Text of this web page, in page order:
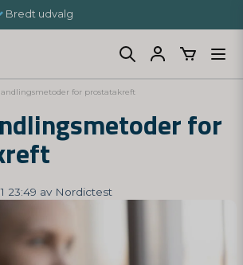
Bredt udvalg
for prostatakreft
for
23:49 av Nordictest